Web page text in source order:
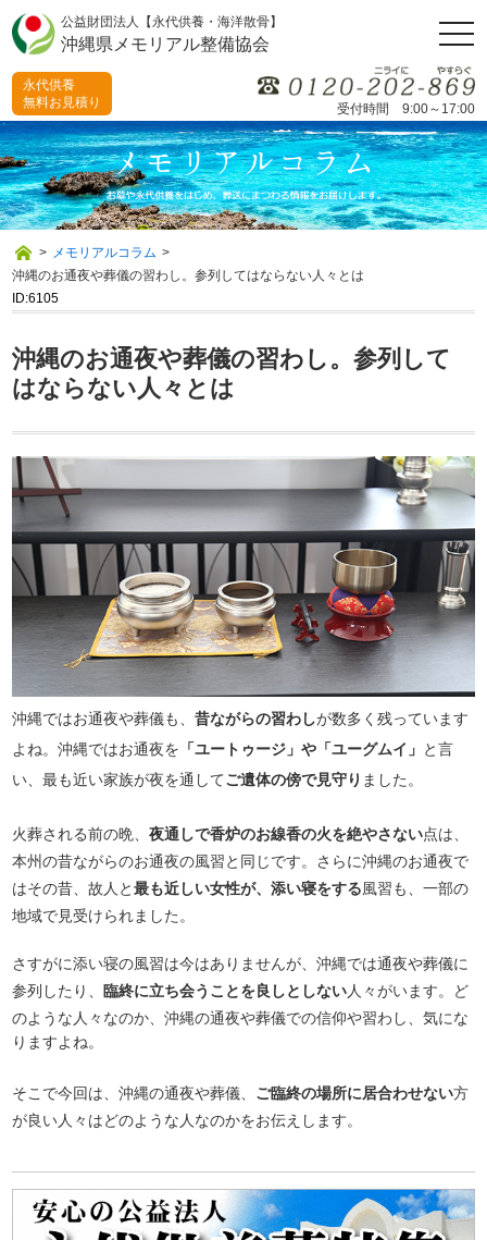
公益財団法人【永代供養・海洋散骨】
沖縄県メモリアル整備協会
受付時間 9:00～17:00
永代供養
無料お見積り
> メモリアルコラム >
沖縄のお通夜や葬儀の習わし。参列してはならない人々とは
ID:6105
沖縄のお通夜や葬儀の習わし。参列して
はならない人々とは
沖縄ではお通夜や葬儀も、昔ながらの習わしが数多く残っています
よね。沖縄ではお通夜を 「ユートゥージ」や「ユーグムイ」 と言
い、最も近い家族が夜を通してご遺体の傍で見守り ました。
火葬される前の晩、夜通しで香炉のお線香の火を絶やさない点は、
本州の昔ながらのお通夜の風習と同じです。さらに沖縄のお通夜で
はその昔、故人と最も近しい女性が、添い寝をする 風習も、一部の
地域で見受けられました。
さすがに添い寝の風習は今はありませんが、沖縄では通夜や葬儀に
参列したり、 臨終に立ち会うことを良しとしない人々がいます。ど
のような人々なのか、沖縄の通夜や葬儀での信仰や習わし、気にな
りますよね。
そこで今回は、沖縄の通夜や葬儀、 ご臨終の場所に居合わせない方
が良い人々はどのような人なのかをお伝えします。